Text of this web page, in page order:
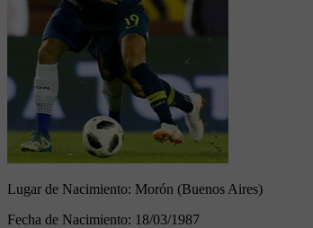
Lugar de Nacimiento: Morón (Buenos Aires)
Fecha de Nacimiento: 18/03/1987